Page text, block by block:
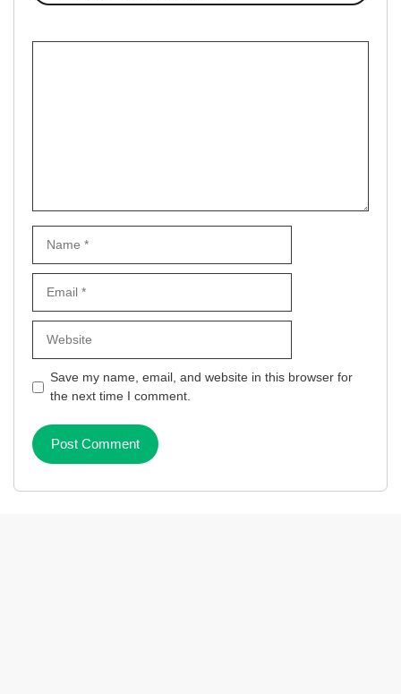
Save my name, email, and website in this browser for
the next time I comment.